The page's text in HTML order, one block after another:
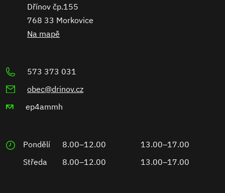
Dřínov čp.155
768 33 Morkovice
Na mapě
573 373 031
obec@drinov.cz
ep4ammh
Pondělí 8.00–12.00
13.00–17.00
Středa
8.00–12.00 13.00–17.00